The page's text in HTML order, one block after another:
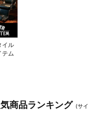
イル
テム
商品ランキング (サ